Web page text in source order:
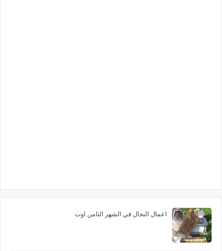
اعمال النحال في الشهر الثامن اوت